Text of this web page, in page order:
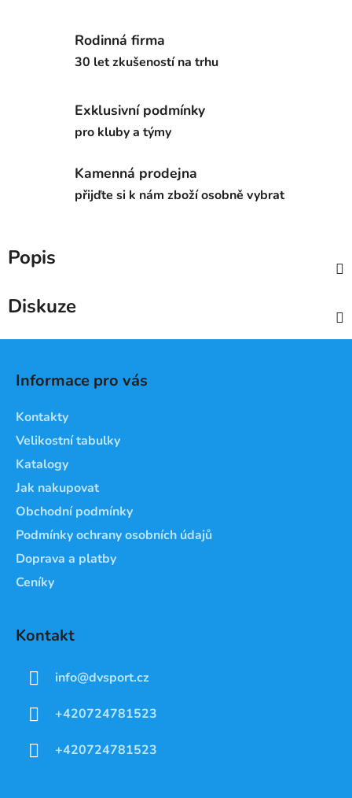
Rodinná firma
30 let zkušeností na trhu
Exklusivní podmínky
pro kluby a týmy
Kamenná prodejna
přijďte si k nám zboží osobně vybrat
Popis
Diskuze
Informace pro vás
Kontakty
Velikostní tabulky
Katalogy
Jak nakupovat
Obchodní podmínky
Podmínky ochrany osobních údajů
Doprava a platby
Ceníky
Kontakt
info@dvsport.cz
+420724781523
+420724781523